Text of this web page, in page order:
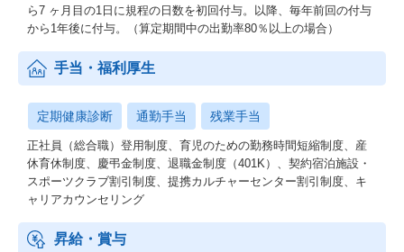
ら7 ヶ月目の1日に規程の日数を初回付与。以降、毎年前回の付与
から1年後に付与。（算定期間中の出勤率80％以上の場合）
手当・福利厚生
定期健康診断 通勤手当 残業手当
正社員（総合職）登用制度、育児のための勤務時間短縮制度、産
休育休制度、慶弔金制度、退職金制度（401K）、契約宿泊施設・
スポーツクラブ割引制度、提携カルチャーセンター割引制度、キ
ャリアカウンセリング
昇給・賞与